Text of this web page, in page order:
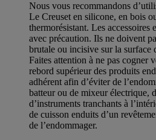
Nous vous recommandons
Le Creuset en silicone, en bois
thermorésistant. Les accessoires
avec précaution. Ils ne doivent
brutale ou incisive sur la surface
Faites attention à ne pas cogner
rebord supérieur des produits
adhérent afin d’éviter de
batteur ou de mixeur électrique,
d’instruments tranchants à
de cuisson enduits d’un
de l’endommager.